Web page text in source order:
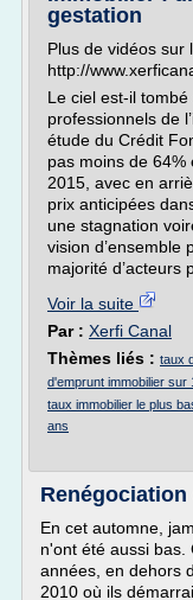
gestation
Plus de vidéos sur
http://
Le ciel est-il
professionnels de
étude du Crédit
pas moins de 64%
2015, avec en
prix anticipées
une stagnation
vision d’ensemble
majorité d’acteurs
Voir la suite
Par : Xerfi Canal
Thèmes liés : taux
d'emprunt immobilier sur
taux immobilier le plus
ans
En cet automne,
n'ont été aussi bas.
années, en dehors
2010 où ils